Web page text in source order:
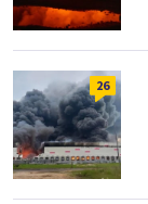
26